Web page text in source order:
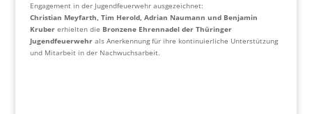
Engagement in der Jugendfeuerwehr ausgezeichnet:
Christian Meyfarth, Tim Herold, Adrian Naumann und Benjamin
Krubererhielten die Bronzene Ehrennadel der Thüringer
Jugendfeuerwehrals Anerkennung für ihre kontinuierliche Unterstützung
und Mitarbeit in der Nachwuchsarbeit.